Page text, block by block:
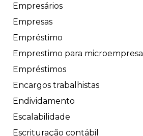
Empresários
Empresas
Empréstimo
Emprestimo para microempresa
Empréstimos
Encargos trabalhistas
Endividamento
Escalabilidade
Escrituração contábil